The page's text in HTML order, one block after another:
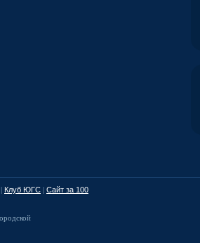
| Клуб ЮГС | Сайт за 100